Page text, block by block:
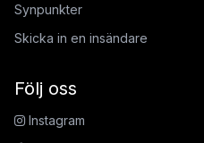
Synpunkter
Skicka in en insändare
Följ oss
Instagram